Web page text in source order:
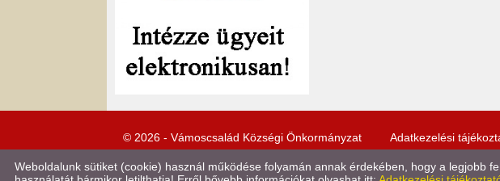
© 2026 - Vámoscsalád Községi Önkormányzat Adatkezelési
Weboldalunk sütiket (cookie) használ működése folyamán annak érdekében, hogy a legjobb